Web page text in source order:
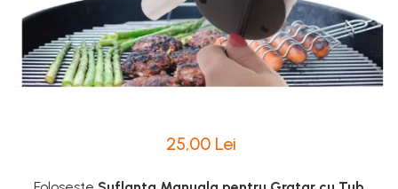
Intretinere Textile si Covoare
Accesorii Gradina
Markere Multisuprafete
25,00 Lei